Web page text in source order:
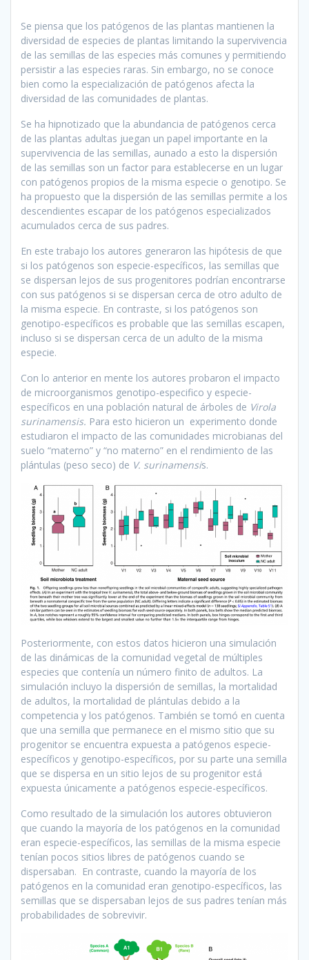
Se piensa que los patógenos de las plantas mantienen la
diversidad de especies de plantas limitando la supervivencia
de las semillas de las especies más comunes y permitiendo
persistir a las especies raras. Sin embargo, no se conoce
bien como la especialización de patógenos afecta la
diversidad de las comunidades de plantas.
Se ha hipnotizado que la abundancia de patógenos cerca
de las plantas adultas juegan un papel importante en la
supervivencia de las semillas, aunado a esto la dispersión
de las semillas son un factor para establecerse en un lugar
con patógenos propios de la misma especie o genotipo. Se
ha propuesto que la dispersión de las semillas permite a los
descendientes escapar de los patógenos especializados
acumulados cerca de sus padres.
En este trabajo los autores generaron las hipótesis de que
si los patógenos son especie-específicos, las semillas que
se dispersan lejos de sus progenitores podrían encontrarse
con sus patógenos si se dispersan cerca de otro adulto de
la misma especie. En contraste, si los patógenos son
genotipo-específicos es probable que las semillas escapen,
incluso si se dispersan cerca de un adulto de la misma
especie.
Con lo anterior en mente los autores probaron el impacto
de microorganismos genotipo-especifico y especie-
específicos en una población natural de árboles de Virola
surinamensis. Para esto hicieron un experimento donde
estudiaron el impacto de las comunidades microbianas del
suelo “materno” y “no materno” en el rendimiento de las
plántulas (peso seco) de V. surinamensis.
Posteriormente, con estos datos hicieron una simulación
de las dinámicas de la comunidad vegetal de múltiples
especies que contenía un número finito de adultos. La
simulación incluyo la dispersión de semillas, la mortalidad
de adultos, la mortalidad de plántulas debido a la
competencia y los patógenos. También se tomó en cuenta
que una semilla que permanece en el mismo sitio que su
progenitor se encuentra expuesta a patógenos especie-
específicos y genotipo-específicos, por su parte una semilla
que se dispersa en un sitio lejos de su progenitor está
expuesta únicamente a patógenos especie-específicos.
Como resultado de la simulación los autores obtuvieron
que cuando la mayoría de los patógenos en la comunidad
eran especie-específicos, las semillas de la misma especie
tenían pocos sitios libres de patógenos cuando se
dispersaban. En contraste, cuando la mayoría de los
patógenos en la comunidad eran genotipo-específicos, las
semillas que se dispersaban lejos de sus padres tenían más
probabilidades de sobrevivir.